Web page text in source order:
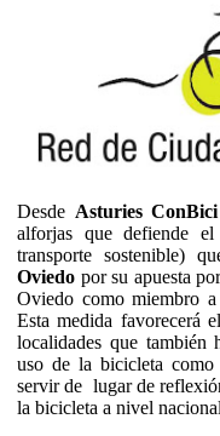
Desde Asturies ConBici
alforjas que defiende
transporte sostenible)
Oviedo por su apuesta
Oviedo como miembro
Esta medida favorecerá
localidades que también
uso de la bicicleta como
servir de lugar de
la bicicleta a nivel